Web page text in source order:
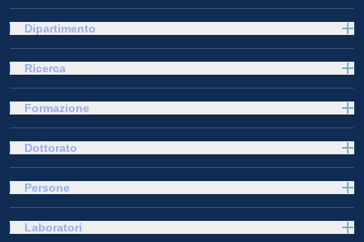
Dipartimento
Ricerca
Formazione
Dottorato
Persone
Laboratori